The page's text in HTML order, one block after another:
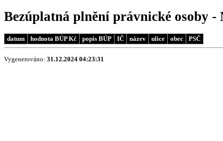
Bezúplatná plnění právnické osoby -
datum hodnota BÚP Kč popis BÚP IČ název ulice obec PSČ
Vygenerováno: 31.12.2024 04:23:31